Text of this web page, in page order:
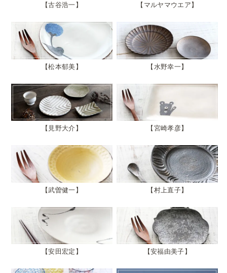
古谷浩一 マルヤマウエア
松本郁美 水野幸一
見野大介 宮崎孝彦
武曽健一 村上直子
安田宏定 安福由美子